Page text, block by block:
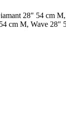
28" 54 cm
cm M, Wave 28"